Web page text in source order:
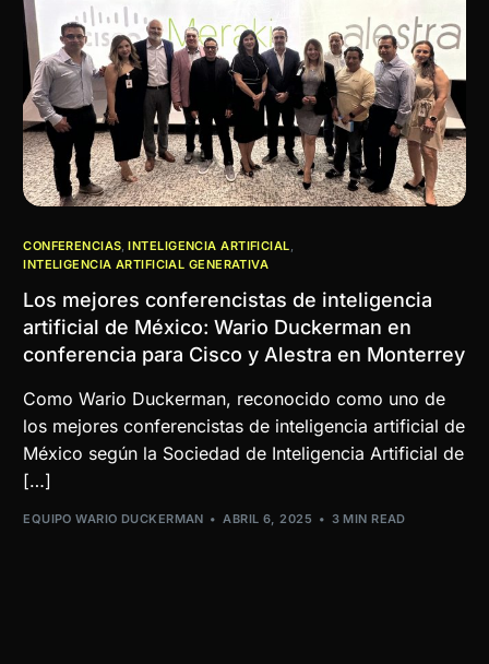
CONFERENCIAS,INTELIGENCIA ARTIFICIAL,
INTELIGENCIA ARTIFICIAL GENERATIVA
Los mejores conferencistas de inteligencia
artificial de México: Wario Duckerman en
conferencia para Cisco y Alestra en Monterrey
Como Wario Duckerman, reconocido como uno de
los mejores conferencistas de inteligencia artificial de
México según la Sociedad de Inteligencia Artificial de
[…]
EQUIPO WARIO DUCKERMAN ABRIL 6, 2025 3 MIN READ